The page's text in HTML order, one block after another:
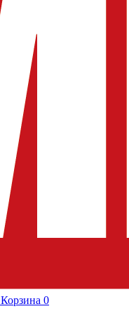
Корзина 0